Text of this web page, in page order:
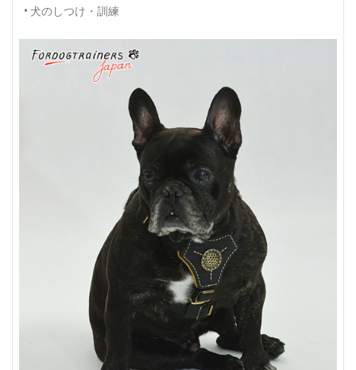
• 犬のしつけ・訓練